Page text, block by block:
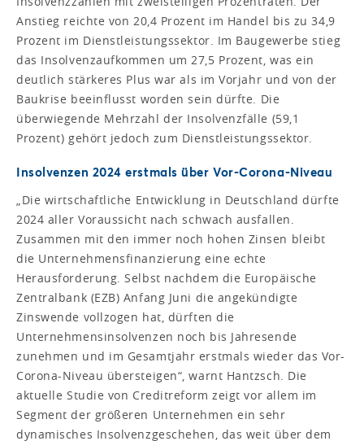
Anstieg reichte von 20,4 Prozent im Handel bis zu 34,9
Prozent im Dienstleistungssektor. Im Baugewerbe stieg
das Insolvenzaufkommen um 27,5 Prozent, was ein
deutlich stärkeres Plus war als im Vorjahr und von der
Baukrise beeinflusst worden sein dürfte. Die
überwiegende Mehrzahl der Insolvenzfälle (59,1
Prozent) gehört jedoch zum Dienstleistungssektor.
Insolvenzen 2024 erstmals über Vor-Corona-Niveau
„Die wirtschaftliche Entwicklung in Deutschland dürfte
2024 aller Voraussicht nach schwach ausfallen.
Zusammen mit den immer noch hohen Zinsen bleibt
die Unternehmensfinanzierung eine echte
Herausforderung. Selbst nachdem die Europäische
Zentralbank (EZB) Anfang Juni die angekündigte
Zinswende vollzogen hat, dürften die
Unternehmensinsolvenzen noch bis Jahresende
zunehmen und im Gesamtjahr erstmals wieder das Vor-
Corona-Niveau übersteigen“, warnt Hantzsch. Die
aktuelle Studie von Creditreform zeigt vor allem im
Segment der größeren Unternehmen ein sehr
dynamisches Insolvenzgeschehen, das weit über dem